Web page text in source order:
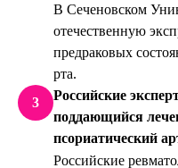
В Сеченовском
отечественную
предраковых
рта.
3
Российские
поддающийся
псориатический
Российские